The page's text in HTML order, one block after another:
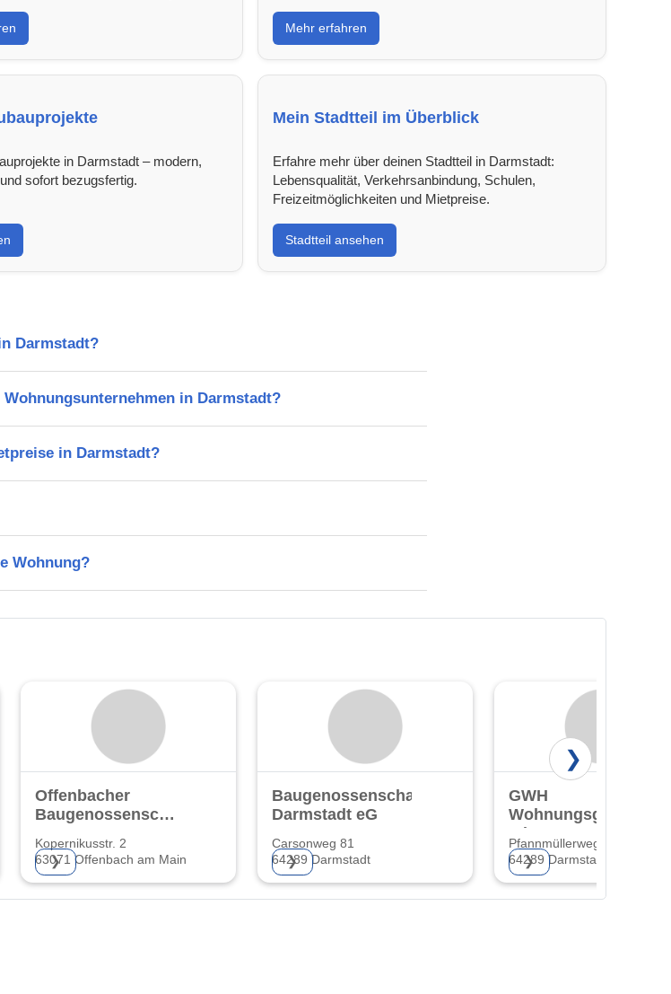
Mehr erfahren
in Darmstadt – modern,
sofort bezugsfertig.
Mein Stadtteil im Überblick
Erfahre mehr über deinen Stadtteil in Darmstadt:
Lebensqualität, Verkehrsanbindung, Schulen,
Freizeitmöglichkeiten und Mietpreise.
Stadtteil ansehen
Darmstadt?
in Darmstadt?
in Darmstadt?
Wohnung?
Offenbacher
Baugenossenschaft
Kopernikusstr. 2
63071 Offenbach am Main
❯
Baugenossenschaft
Darmstadt eG
Carsonweg 81
64289 Darmstadt
❯
GWH
mbH Hessen
Pfannmüllerweg 44
64289 Darmstadt-
❯
❯